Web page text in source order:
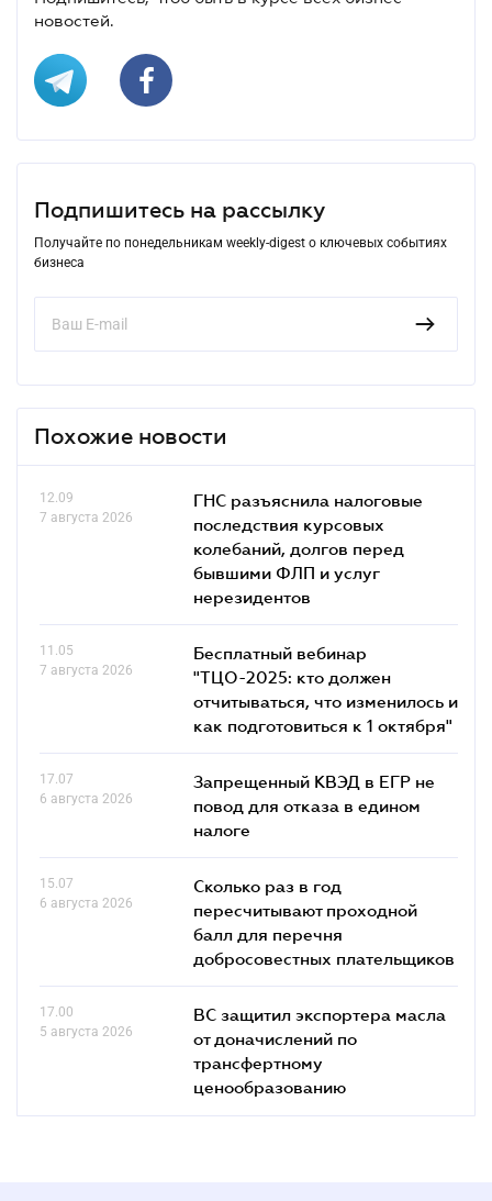
новостей.
Подпишитесь на рассылку
Получайте по понедельникам weekly-digest о ключевых событиях
бизнеса
Похожие новости
12.09
7 августа 2026
ГНС разъяснила налоговые
последствия курсовых
колебаний, долгов перед
бывшими ФЛП и услуг
нерезидентов
11.05
7 августа 2026
Бесплатный вебинар
"ТЦО-2025: кто должен
отчитываться, что изменилось и
как подготовиться к 1 октября"
17.07
6 августа 2026
Запрещенный КВЭД в ЕГР не
повод для отказа в едином
налоге
15.07
6 августа 2026
Сколько раз в год
пересчитывают проходной
балл для перечня
добросовестных плательщиков
17.00
5 августа 2026
ВС защитил экспортера масла
от доначислений по
трансфертному
ценообразованию